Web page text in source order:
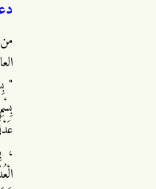
"
،